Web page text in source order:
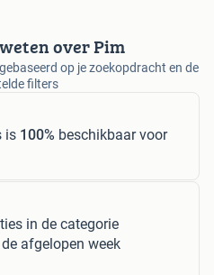
over Pim
op je zoekopdracht en de
filters
is 100% beschikbaar voor
in de categorie
afgelopen week